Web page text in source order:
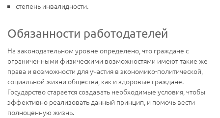
степень инвалидности.
Обязанности работодателей
На законодательном уровне определено, что граждане с
ограниченными физическими возможностями имеют такие же
права и возможности для участия в экономико-политической,
социальной жизни общества, как и здоровые граждане.
Государство старается создавать необходимые условия, чтобы
эффективно реализовать данный принцип, и помочь вести
полноценную жизнь.